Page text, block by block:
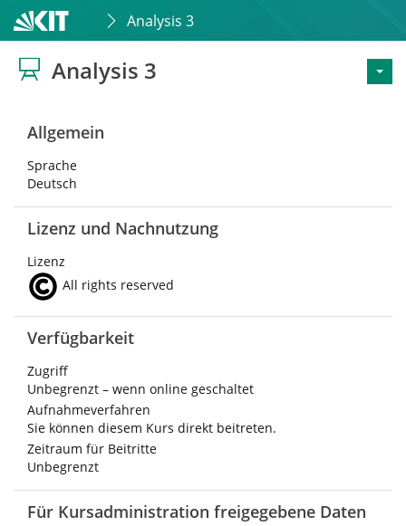
Analysis 3
Analysis 3
Allgemein
Sprache
Deutsch
Lizenz und Nachnutzung
Lizenz
All rights reserved
Verfügbarkeit
Zugriff
Unbegrenzt – wenn online geschaltet
Aufnahmeverfahren
Sie können diesem Kurs direkt beitreten.
Zeitraum für Beitritte
Unbegrenzt
Für Kursadministration freigegebene Daten